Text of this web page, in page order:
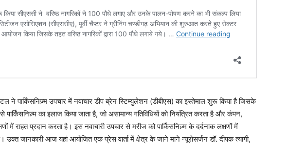
ने पार्किंसनिज़्म उपचार में नवाचार डीप ब्रेन स्टिम्युलेशन (डीबीएस) का इस्तेमाल शुरू किया है जिसके
का इलाज किया जाता है, जो असामान्य गतिविधियों को नियंत्रित करता है और कंपन,
में राहत प्रदान करता है। इस नवाचारी उपचार से मरीज को पार्किंसनिज़्म के दर्दनाक लक्षणों में
उक्त जानकारी आज यहां आयोजित एक प्रेस वार्ता में क्षेत्र के जाने माने न्यूरोसर्जन डॉ. दीपक त्यागी,